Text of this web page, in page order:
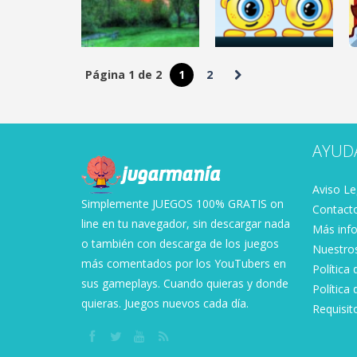
3.19K 3.23K
3.23K
Página 1 de 2 1 2
Simplemente JUEGOS 100% GRATIS on
line en tu navegador, sin descargar nada
o también con descarga de los juegos
más comentados por los YouTubers en
sus gameplays. Cuando quieras y donde
quieras. Juegos nuevos cada día.
Aviso
Más
Política
Política